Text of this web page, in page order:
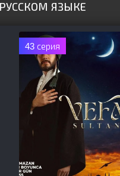
РУССКОМ ЯЗЫКЕ
43 серия